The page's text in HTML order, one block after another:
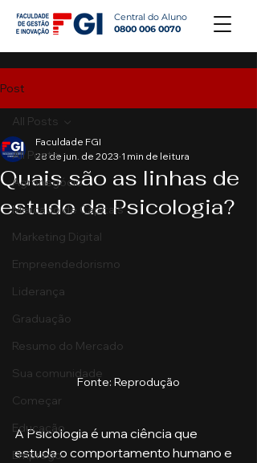
Central do Aluno
0800 006 0070
Post
All Posts
Agronegócio
Mercado de Capitais
Marketing Digital
Empreendedorismo
Liderança
Graduação
Resumo do Mercado
Sua comunidade
Começar
Educação
Emprego
All Posts
Quais são as linhas de
estudo da Psicologia?
Faculdade FGI
28 de jun. de 2023 1 min de leitura
Fonte: Reprodução
A Psicologia é uma ciência que
estuda o comportamento humano e